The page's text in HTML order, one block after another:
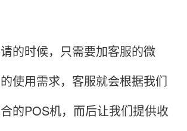
时候，只需要加客服的微
使用需求，客服就会根据我们
的POS机，而后让我们提供收